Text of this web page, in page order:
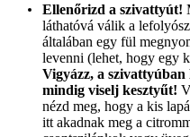
Ellenőrizd a szivattyút!
láthatóvá válik a
általában egy fül
levenni (lehet, hogy egy
Vigyázz, a szivattyúban
mindig viselj kesztyűt!
nézd meg, hogy a kis
itt akadnak meg a